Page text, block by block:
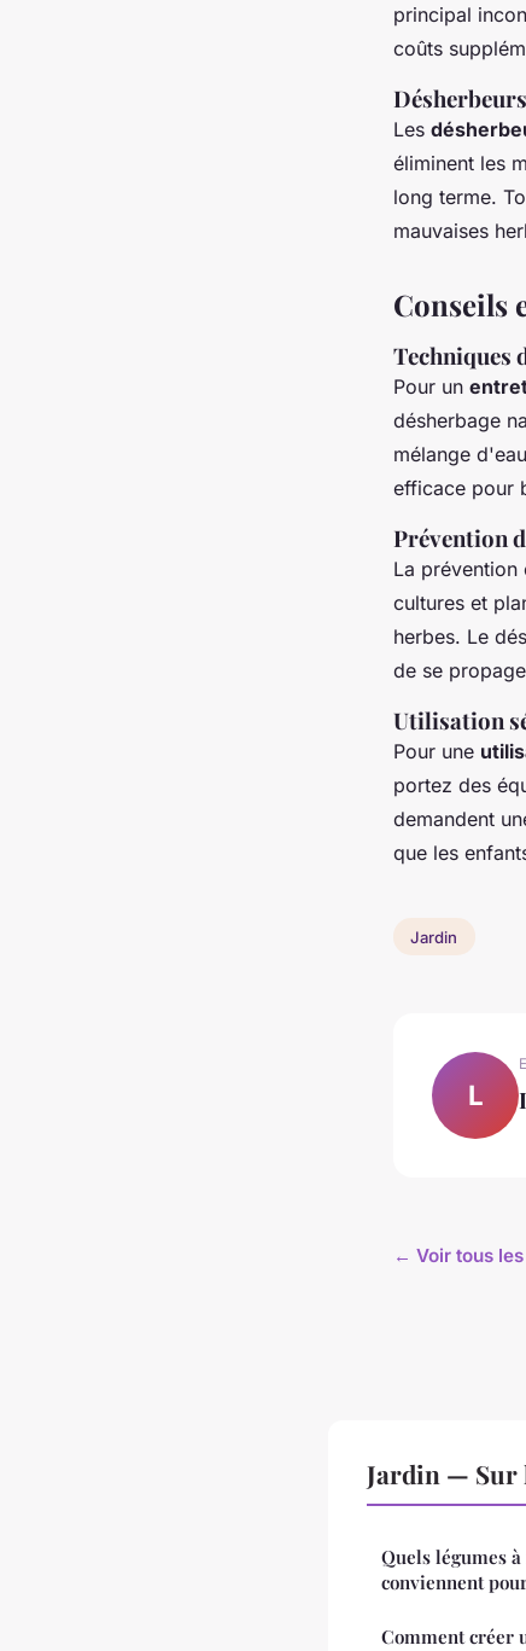
principal
coûts
Les
éliminent les
long terme.
mauvaises
Conseils
Techniques
Pour un
désherbage
mélange
efficace pour
Prévention
La prévention
cultures et
herbes. Le
de se
Utilisation
Pour une
portez des
demandent
que les
Jardin
L
← Voir tous
Jardin — Sur
Quels légumes
conviennent
Comment créer